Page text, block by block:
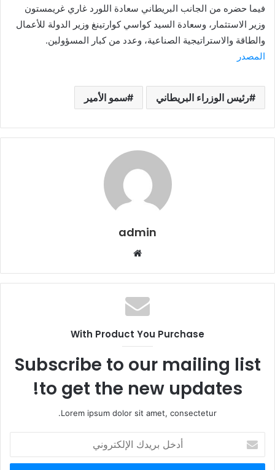
فيما حضره من الجانب البريطاني سعادة اللورد غاري غريمستون
وزير الاستثمار، وسعادة السيد كواسي كوارتينغ وزير الدولة للأعمال
والطاقة والاستراتيجية الصناعية، وعدد من كبار المسؤولين.
المصدر
رئيس الوزراء البريطاني سمو الأمير
admin
ق
ع
ا
ب
With Product You Purchase
Subscribe to our mailing list
to get the new updates!
Lorem ipsum dolor sit amet, consectetur.
خ